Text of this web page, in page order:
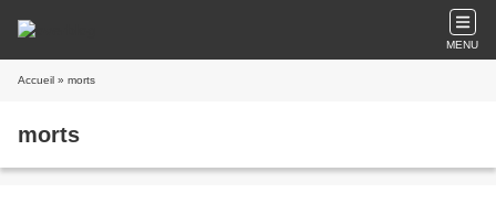
MENU
Accueil » morts
morts